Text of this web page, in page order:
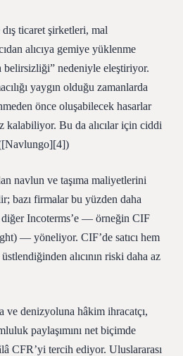
ticaret şirketleri, mal
alıcıya gemiye yüklenme
belirsizliği” nedeniyle eleştiriyor.
yaygın olduğu zamanlarda
önce oluşabilecek hasarlar
kalabiliyor. Bu da alıcılar için ciddi
navlun ve taşıma maliyetlerini
bazı firmalar bu yüzden daha
diğer Incoterms’e — örneğin CIF
— yöneliyor. CIF’de satıcı hem
alıcının riski daha az
denizyoluna hâkim ihracatçı,
paylaşımını net biçimde
CFR’yi tercih ediyor. Uluslararası